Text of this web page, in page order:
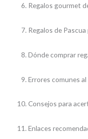
Regalos gourmet
Regalos de
Dónde comprar
Errores comunes
Consejos para
Enlaces